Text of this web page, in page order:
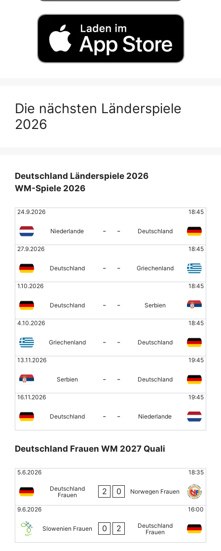
Die nächsten Länderspiele
2026
Deutschland Länderspiele 2026
WM-Spiele 2026
24.9.2026 18:45
Niederlande - - Deutschland
27.9.2026 18:45
Deutschland - - Griechenland
1.10.2026 18:45
Deutschland - - Serbien
4.10.2026 18:45
Griechenland - - Deutschland
13.11.2026 19:45
Serbien - - Deutschland
16.11.2026 19:45
Deutschland - - Niederlande
Deutschland Frauen WM 2027 Quali
5.6.2026 18:35
Deutschland
Frauen
2 0 Norwegen Frauen
9.6.2026 16:00
Slowenien Frauen 0 2
Deutschland
Frauen